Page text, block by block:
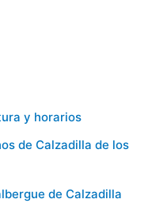
y horarios
de Calzadilla de los
de Calzadilla